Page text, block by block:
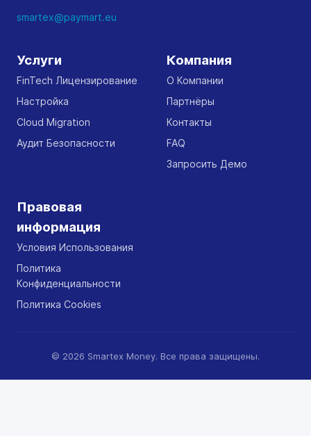
smartex@paymart.eu
Услуги
FinTech Лицензирование
Настройка
Cloud Migration
Аудит Безопасности
Компания
О Компании
Партнёры
Контакты
FAQ
Запросить Демо
Правовая
информация
Условия Использования
Политика
Конфиденциальности
Политика Cookies
© 2026 Smartex Money. Все права защищены.